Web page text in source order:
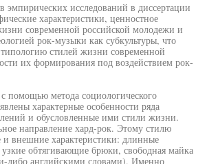
эмпирических исследований в диссертации
характеристики, ценностное
современной российской молодежи и
рок-музыки как субкультуры, что
стилей жизни современной
их формирования под воздействием рок-
помощью метода социологического
характерные особенности ряда
и обусловленные ими стили жизни.
направление хард-рок. Этому стилю
внешние характеристики: длинные
обтягивающие брюки, свободная майка
либо английскими словами). Именно